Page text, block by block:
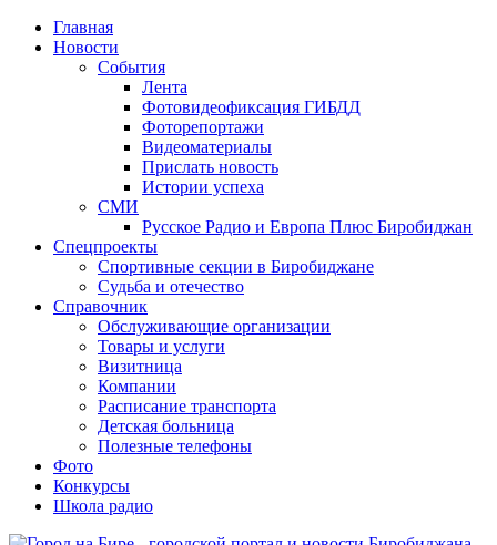
Главная
Новости
События
Лента
Фотовидеофиксация ГИБДД
Фоторепортажи
Видеоматериалы
Прислать новость
Истории успеха
СМИ
Русское Радио и Европа Плюс Биробиджан
Спецпроекты
Спортивные секции в Биробиджане
Судьба и отечество
Справочник
Обслуживающие организации
Товары и услуги
Визитница
Компании
Расписание транспорта
Детская больница
Полезные телефоны
Фото
Конкурсы
Школа радио